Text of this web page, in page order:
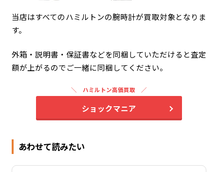
当店はすべてのハミルトンの腕時計が買取対象となりま
す。
外箱・説明書・保証書などを同梱していただけると査定
額が上がるのでご一緒に同梱してください。
ハミルトン高価買取
ショックマニア
あわせて読みたい